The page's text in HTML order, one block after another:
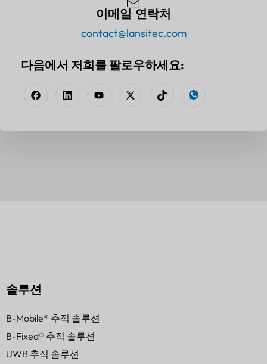
이메일 연락처
contact@lansitec.com
다음에서 저희를 팔로우하세요:
솔루션
B-Mobile® 추적 솔루션
B-Fixed® 추적 솔루션
UWB 추적 솔루션